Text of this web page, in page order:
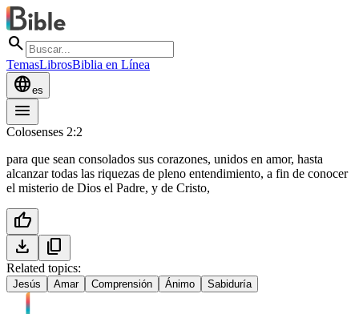
search
TemasLibrosBiblia en Línea
languagees
menu
Colosenses 2:2
para que sean consolados sus corazones, unidos en amor, hasta
alcanzar todas las riquezas de pleno entendimiento, a fin de conocer
el misterio de Dios el Padre, y de Cristo,
thumb_up
download
content_copy
Related topics:
Jesús Amar Comprensión Ánimo Sabiduría